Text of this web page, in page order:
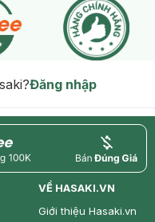
Đăng nhập
price
VỀ HASAKI.VN
Giới thiệu Hasaki.vn